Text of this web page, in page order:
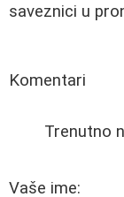
saveznici u
Komentari
Trenutno
Vaše ime: